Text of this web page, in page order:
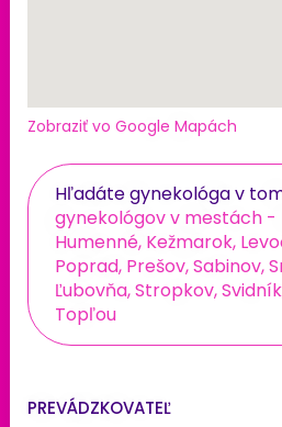
Zobraziť vo Google Mapách
Hľadáte gynekológa v
gynekológov v mestách -
Humenné, Kežmarok,
Poprad, Prešov, Sabinov,
Ľubovňa, Stropkov,
Topľou
PREVÁDZKOVATEĽ